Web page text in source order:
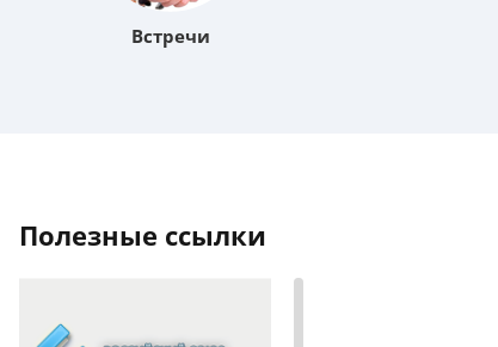
Встречи
полезные ссылки